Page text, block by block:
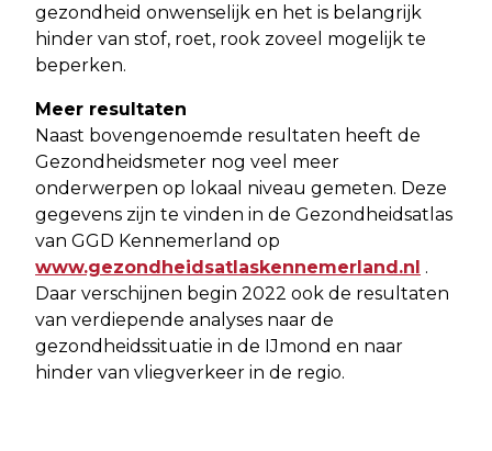
gezondheid onwenselijk en het is belangrijk
hinder van stof, roet, rook zoveel mogelijk te
beperken.
Meer resultaten
Naast bovengenoemde resultaten heeft de
Gezondheidsmeter nog veel meer
onderwerpen op lokaal niveau gemeten. Deze
gegevens zijn te vinden in de Gezondheidsatlas
van GGD Kennemerland op
www.gezondheidsatlaskennemerland.nl .
Daar verschijnen begin 2022 ook de resultaten
van verdiepende analyses naar de
gezondheidssituatie in de IJmond en naar
hinder van vliegverkeer in de regio.